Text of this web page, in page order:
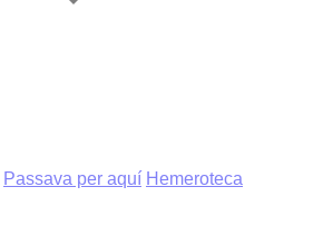
Passava per aquí Hemeroteca